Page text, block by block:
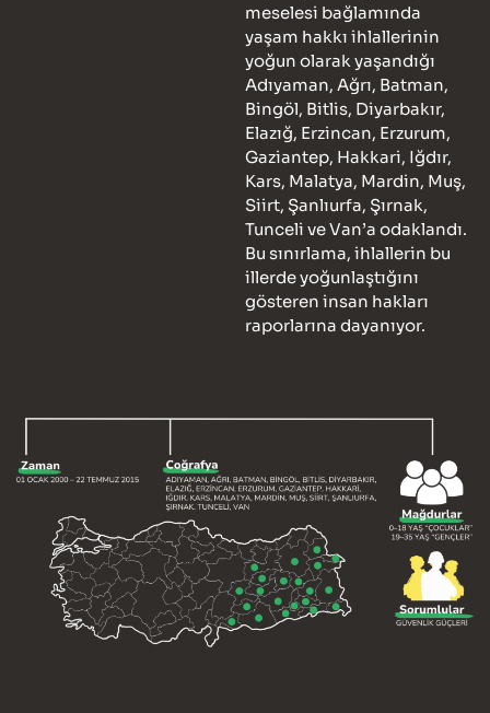
meselesi bağlamında
yaşam hakkı ihlallerinin
yoğun olarak yaşandığı
Adıyaman, Ağrı, Batman,
Bingöl, Bitlis, Diyarbakır,
Elazığ, Erzincan, Erzurum,
Gaziantep, Hakkari, Iğdır,
Kars, Malatya, Mardin, Muş,
Siirt, Şanlıurfa, Şırnak,
Tunceli ve Van’a odaklandı.
Bu sınırlama, ihlallerin bu
illerde yoğunlaştığını
gösteren insan hakları
raporlarına dayanıyor.